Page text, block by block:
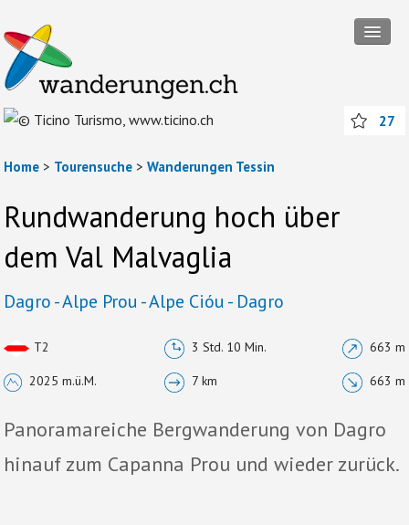
Tourensuche
Touren
Wanderregionen
Mitmachen
Abos und Packages
Anmelden
27
Home > Tourensuche > Wanderungen Tessin
Rundwanderung hoch über
dem Val Malvaglia
Dagro - Alpe Prou - Alpe Cióu - Dagro
T2 3 Std. 10 Min. 663 m
2025 m.ü.M. 7 km 663 m
Panoramareiche Bergwanderung von Dagro
hinauf zum Capanna Prou und wieder zurück.